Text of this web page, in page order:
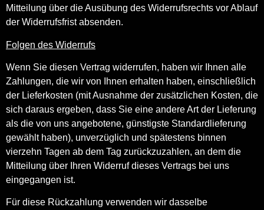
Mitteilung über die Ausübung des Widerrufsrechts vor Ablauf
der Widerrufsfrist absenden.
Folgen des Widerrufs
Wenn Sie diesen Vertrag widerrufen, haben wir Ihnen alle
Zahlungen, die wir von Ihnen erhalten haben, einschließlich
der Lieferkosten (mit Ausnahme der zusätzlichen Kosten, die
sich daraus ergeben, dass Sie eine andere Art der Lieferung
als die von uns angebotene, günstigste Standardlieferung
gewählt haben), unverzüglich und spätestens binnen
vierzehn Tagen ab dem Tag zurückzuzahlen, an dem die
Mitteilung über Ihren Widerruf dieses Vertrags bei uns
eingegangen ist.
Für diese Rückzahlung verwenden wir dasselbe